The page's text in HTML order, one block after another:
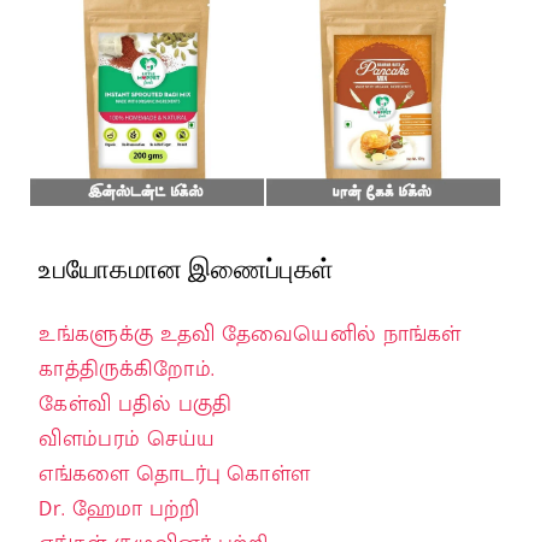
உபயோகமான இணைப்புகள்
உங்களுக்கு உதவி தேவையெனில் நாங்கள்
காத்திருக்கிறோம்.
கேள்வி பதில் பகுதி
விளம்பரம் செய்ய
எங்களை தொடர்பு கொள்ள
Dr. ஹேமா பற்றி